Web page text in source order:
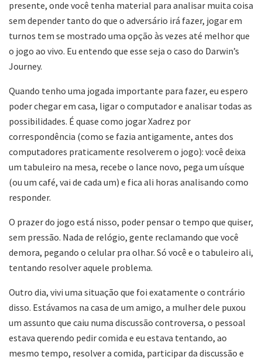
presente, onde você tenha material para analisar muita coisa
sem depender tanto do que o adversário irá fazer, jogar em
turnos tem se mostrado uma opção às vezes até melhor que
o jogo ao vivo. Eu entendo que esse seja o caso do Darwin’s
Journey.
Quando tenho uma jogada importante para fazer, eu espero
poder chegar em casa, ligar o computador e analisar todas as
possibilidades. É quase como jogar Xadrez por
correspondência (como se fazia antigamente, antes dos
computadores praticamente resolverem o jogo): você deixa
um tabuleiro na mesa, recebe o lance novo, pega um uísque
(ou um café, vai de cada um) e fica ali horas analisando como
responder.
O prazer do jogo está nisso, poder pensar o tempo que quiser,
sem pressão. Nada de relógio, gente reclamando que você
demora, pegando o celular pra olhar. Só você e o tabuleiro ali,
tentando resolver aquele problema.
Outro dia, vivi uma situação que foi exatamente o contrário
disso. Estávamos na casa de um amigo, a mulher dele puxou
um assunto que caiu numa discussão controversa, o pessoal
estava querendo pedir comida e eu estava tentando, ao
mesmo tempo, resolver a comida, participar da discussão e